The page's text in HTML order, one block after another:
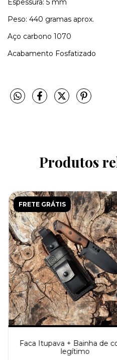
Espessura: 5 mm
Peso: 440 gramas aprox.
Aço carbono 1070
Acabamento Fosfatizado
Produtos
FRETE GRÁTIS
Faca Itupava + Bainha de
legítimo